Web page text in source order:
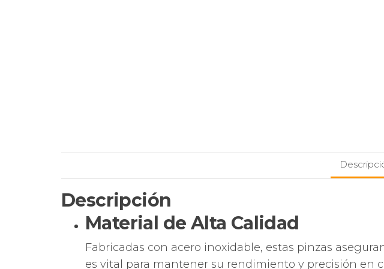
Descripción
Material de Alta Calidad
Fabricadas con acero inoxidable, estas pinzas
es vital para mantener su rendimiento y precisión en